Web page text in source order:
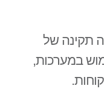
תקינה של
במערכות,